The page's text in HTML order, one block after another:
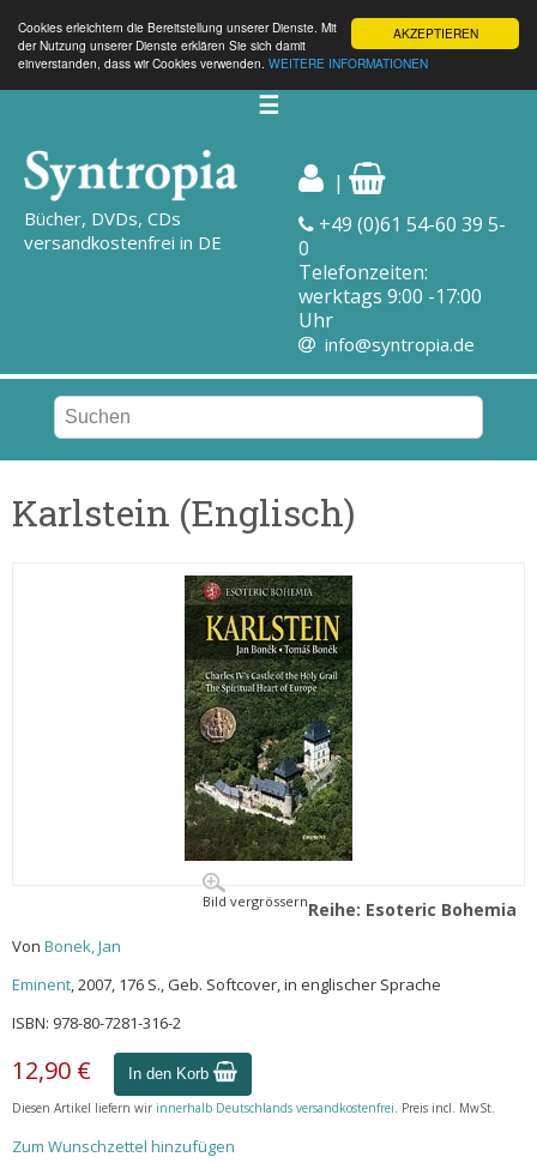
AKZEPTIEREN
Cookies erleichtern die Bereitstellung unserer Dienste. Mit
der Nutzung unserer Dienste erklären Sie sich damit
einverstanden, dass wir Cookies verwenden. WEITERE INFORMATIONEN
☰
Bücher, DVDs, CDs
versandkostenfrei in DE
|
+49 (0)61 54-60 39 5-
0
Telefonzeiten:
werktags 9:00 -17:00
Uhr
info@syntropia.de
Karlstein (Englisch)
Bild vergrössernReihe: Esoteric Bohemia
Von Bonek, Jan
Eminent, 2007, 176 S., Geb. Softcover, in englischer Sprache
ISBN: 978-80-7281-316-2
12,90 € In den Korb
Diesen Artikel liefern wir innerhalb Deutschlands versandkostenfrei. Preis incl. MwSt.
Zum Wunschzettel hinzufügen